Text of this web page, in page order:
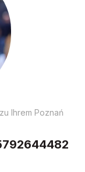
Ihrem Poznań